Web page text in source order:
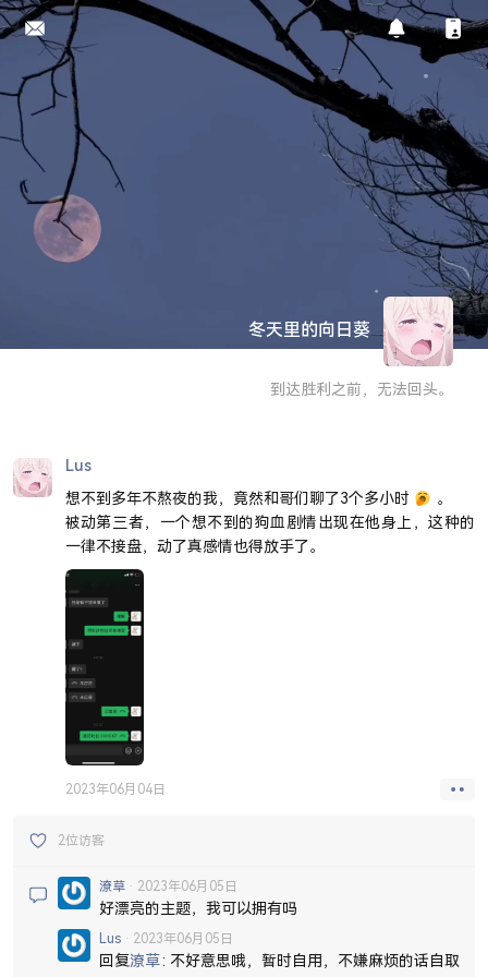
冬天里的向日葵
到达胜利之前，无法回头。
Lus
想不到多年不熬夜的我，竟然和哥们聊了3个多小时
。
被动第三者，一个想不到的狗血剧情出现在他身上，这种的
一律不接盘，动了真感情也得放手了。
2023年06月04日
2位访客
潦草 2023年06月05日
好漂亮的主题，我可以拥有吗
Lus 2023年06月05日
回复潦草 不好意思哦，暂时自用，不嫌麻烦的话自取